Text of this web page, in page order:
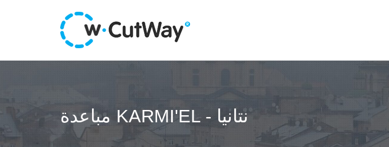
مباعدة KARMI'EL - نتانيا